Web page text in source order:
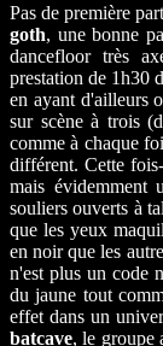
Pas de première
goth, une bonne
dancefloor très
prestation de 1h30
en ayant d'ailleurs
sur scène à trois
comme à chaque
différent. Cette
mais évidemment
souliers ouverts à
que les yeux
en noir que les
n'est plus un code
du jaune tout
effet dans un
batcave, le groupe